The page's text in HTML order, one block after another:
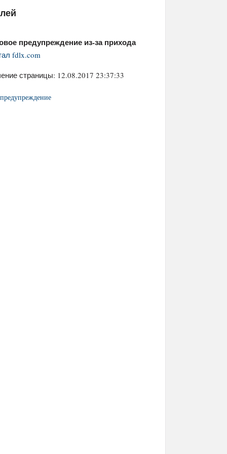
предупреждение из-за прихода
fdlx.com
страницы: 12.08.2017 23:37:33